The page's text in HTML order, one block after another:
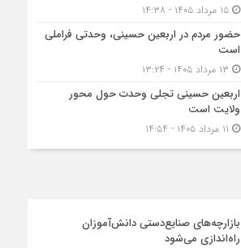
۱۵ مرداد ۱۴۰۵ - ۱۴:۳۸
حضور مردم در اربعین حسینی، وحدتی فراملی
است
اربعین حسینی تجلی وحدت حول محور
ولایت است
بازارچه‌های صنایع‌دستی دانش‌آموزان
راه‌اندازی می‌شود